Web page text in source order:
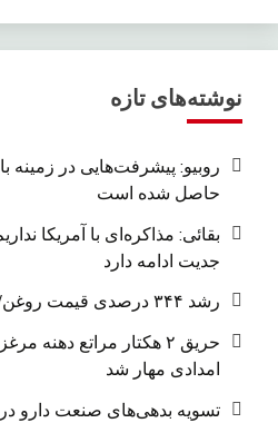
نوشته‌های تازه
روبیو: پیشرفت‌هایی در زمینه
حاصل شده است
بقائی: مذاکره‌ای با آمریکا
جدیت ادامه دارد
رشد ۳۴۴ درصدی قیمت روغن/ لبنیات چقدر گران شد؟
حریق ۲ هکتار مراتع دهنه
امدادی مهار شد